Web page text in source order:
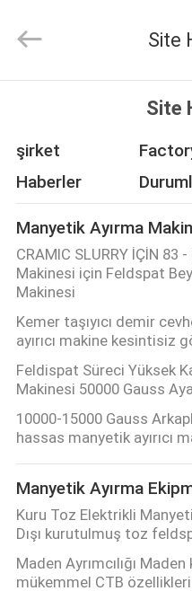
ÜRÜN:%
HAKKIMIZDA
FABRIKA
TURU
KALITE
KONTROL
BIZIMLE
ILETIŞIME
GEÇIN
Reserved.
Site
Site
şirket
Haberler
Manyetik Ayırma
CRAMIC SLURRY İÇİN
Makinesi için Feldspat
Makinesi
Kemer taşıyıcı demir
ayırıcı makine kesintisiz
Feldispat Süreci Yüksek
Makinesi 50000 Gauss
10000-15000 Gauss
hassas manyetik ayırıcı
Manyetik Ayırma
Kuru Toz Elektrikli
Dışı kurutulmuş toz
Maden Ayrımcılığı
mükemmel CTB